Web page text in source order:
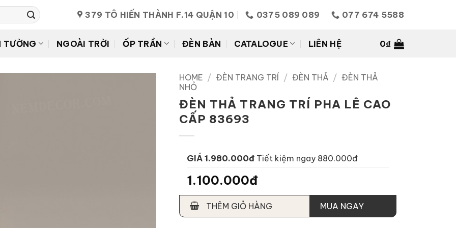
379 TÔ HIẾN THÀNH F.14 QUẬN 10 0375 089 089 077 674 5588
TƯỜNG NGOÀI TRỜI ỐP TRẦN ĐÈN BÀN CATALOGUE LIÊN HỆ 0₫
HOME / ĐÈN TRANG TRÍ / ĐÈN THẢ / ĐÈN THẢ
NHỎ
ĐÈN THẢ TRANG TRÍ PHA LÊ CAO
CẤP 83693
GIÁ1.980.000đ Tiết kiệm ngay 880.000đ
1.100.000đ
THÊM GIỎ HÀNG MUA NGAY